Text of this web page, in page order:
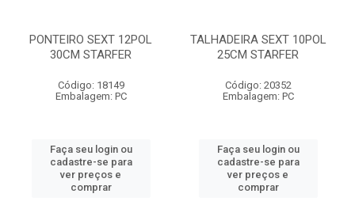
PONTEIRO SEXT 12POL
30CM STARFER
Código: 18149
Embalagem: PC
Faça seu login ou
cadastre-se para
ver preços e
comprar
TALHADEIRA SEXT 10POL
25CM STARFER
Código: 20352
Embalagem: PC
Faça seu login ou
cadastre-se para
ver preços e
comprar